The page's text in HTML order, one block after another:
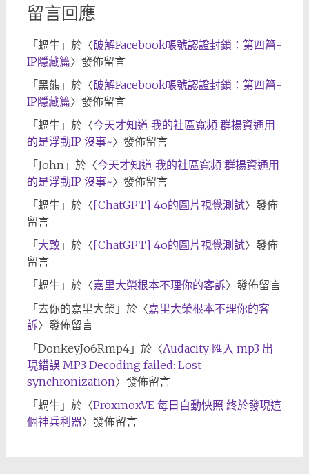
留言回應
「 蝸牛」於〈破解Facebook帳號認證封鎖：第四篇-
IP隱藏篇〉發佈留言
「 黑熊 」於〈破解Facebook帳號認證封鎖：第四篇-
IP隱藏篇〉發佈留言
「 蝸牛」於〈今天才知道 我的社區寬頻 群揚資通用
的是浮動IP 沒事~〉發佈留言
「 John」於〈今天才知道 我的社區寬頻 群揚資通用
的是浮動IP 沒事~〉發佈留言
「 蝸牛」於〈[ChatGPT] 4o的圖片視覺測試〉發佈
留言
「 大致 」於〈[ChatGPT] 4o的圖片視覺測試〉發佈
留言
「 蝸牛」於〈嘉里大榮根本不理你的客訴〉發佈留言
「 去你的嘉里大榮 」於〈嘉里大榮根本不理你的客
訴〉發佈留言
「 DonkeyJo6Rmp4」於〈Audacity 匯入 mp3 出
現錯誤 MP3 Decoding failed: Lost
synchronization〉發佈留言
「 蝸牛」於〈ProxmoxVE 每日自動快照 終於發現這
個神兵利器〉發佈留言